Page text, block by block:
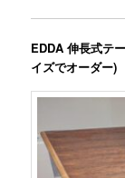
EDDA 伸長式テ
イズでオーダー)